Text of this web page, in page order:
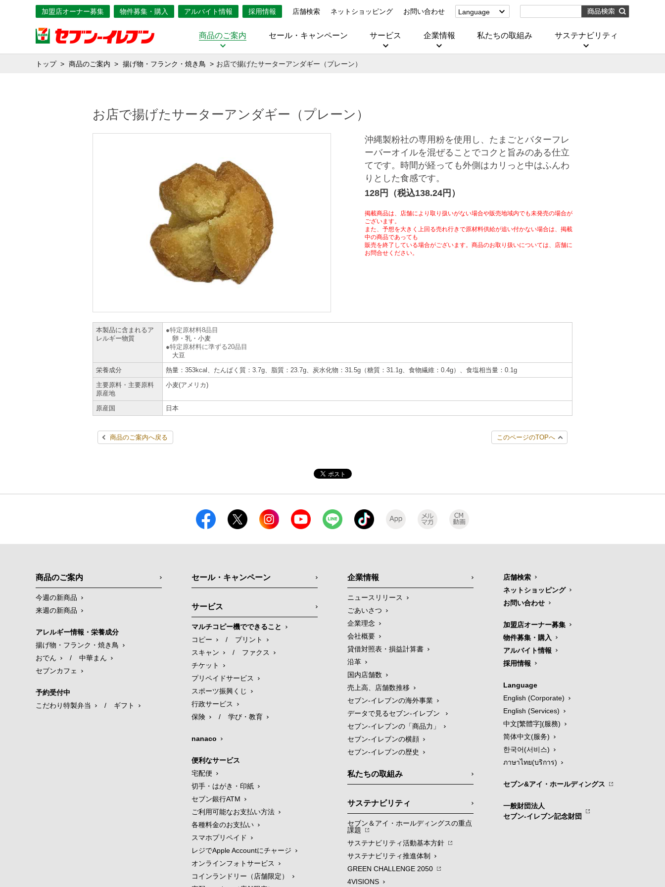
加盟店オーナー募集 物件募集・購入 アルバイト情報 採用情報 店舗検索 ネットショッピング お問い合わせ
Language
(Corporate)
商品のご案内 セール・キャンペーン サービス 企業情報 私たちの取組み サステナビリティ
トップ 商品のご案内 揚げ物・フランク・焼き鳥 お店で揚げたサーターアンダギー（プレーン）
お店で揚げたサーターアンダギー（プレーン）
沖縄製粉社の専用粉を使用し、たまごとバターフレ
ーバーオイルを混ぜることでコクと旨みのある仕立
てです。時間が経っても外側はカリっと中はふんわ
りとした食感です。
128円（税込138.24円）
掲載商品は、店舗により取り扱いがない場合や販売地域内でも未発売の場合が
ございます。
また、予想を大きく上回る売れ行きで原材料供給が追い付かない場合は、掲載
中の商品であっても
販売を終了している場合がございます。商品のお取り扱いについては、店舗に
お問合せください。
本製品に含まれるア
レルギー物質
特定原材料8品目
卵・乳・小麦
特定原材料に準ずる20品目
大豆
栄養成分
熱量：353kcal、たんぱく質：3.7g、脂質：23.7g、炭水化物：31.5g（糖質：31.1g、食物繊維：0.4g）、食塩相当量：0.1g
主要原料・主要原料
原産地
小麦(アメリカ)
原産国 日本
商品のご案内へ戻る このページのTOPへ
商品のご案内
今週の新商品
来週の新商品
アレルギー情報・栄養成分
揚げ物・フランク・焼き鳥
おでん
/
中華まん
セブンカフェ
予約受付中
こだわり特製弁当
/ ギフト
セール・キャンペーン
サービス
マルチコピー機でできること
コピー
/
プリント
スキャン
/
ファクス
チケット
プリペイドサービス
スポーツ振興くじ
行政サービス
保険
/ 学び・教育
nanaco
便利なサービス
宅配便
切手・はがき・印紙
セブン銀行ATM
ご利用可能なお支払い方法
各種料金のお支払い
スマホプリペイド
レジでApple Accountにチャージ
オンラインフォトサービス
コインランドリー（店舗限定）
企業情報
ニュースリリース
ごあいさつ
企業理念
会社概要
貸借対照表・損益計算書
沿革
国内店舗数
売上高、店舗数推移
セブン‐イレブンの海外事業
データで見るセブン‐イレブン
セブン‐イレブンの「商品力」
セブン-イレブンの横顔
セブン-イレブンの歴史
私たちの取組み
サステナビリティ
セブン＆アイ・ホールディングスの重点
課題
サステナビリティ活動基本方針
サステナビリティ推進体制
GREEN CHALLENGE 2050
4VISIONS
店舗検索
ネットショッピング
お問い合わせ
加盟店オーナー募集
物件募集・購入
アルバイト情報
採用情報
Language
English (Corporate)
English (Services)
中文[繁體字](服務)
简体中文(服务)
한국어(서비스)
ภาษาไทย(บริการ)
セブン&アイ・ホールディングス
一般財団法人
セブン-イレブン記念財団